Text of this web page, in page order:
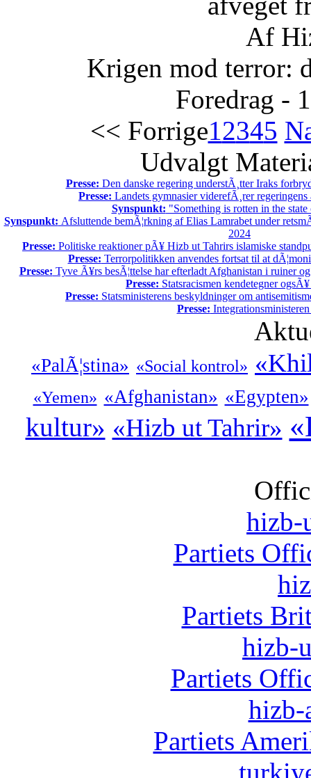
Af
Krigen mod terror:
Foredrag -
<< Forrige12345
Udvalgt
Presse: Den danske regering understÃ¸tter Iraks
Presse: Landets gymnasier viderefÃ¸rer
Synspunkt: "Something is rotten in the
Synspunkt: Afsluttende bemÃ¦rkning af Elias Lamrabet under
2024
Presse: Politiske reaktioner pÃ¥ Hizb ut Tahrirs islamiske
Presse: Terrorpolitikken anvendes fortsat til at
Presse: Tyve Ã¥rs besÃ¦ttelse har efterladt Afghanistan i ruiner
Presse: Statsracismen kendetegner
Presse: Statsministerens beskyldninger om
Presse:
«PalÃ¦stina» «Social kontrol»
«Yemen» «Afghanistan» «Egypten»
kultur» «Hizb ut Tahrir»
hizb-
Partiets
Partiets
hizb-
Partiets
hizb-
Partiets